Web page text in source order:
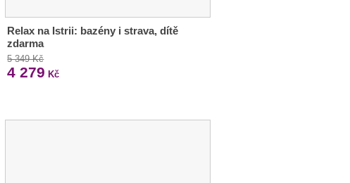
Relax na Istrii: bazény i strava, dítě
zdarma
5 349 Kč
4 279 Kč